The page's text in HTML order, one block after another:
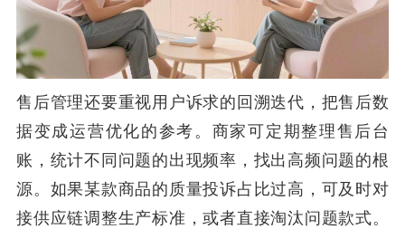
售后管理还要重视用户诉求的回溯迭代，把售后数
据变成运营优化的参考。商家可定期整理售后台
账，统计不同问题的出现频率，找出高频问题的根
源。如果某款商品的质量投诉占比过高，可及时对
接供应链调整生产标准，或者直接淘汰问题款式。